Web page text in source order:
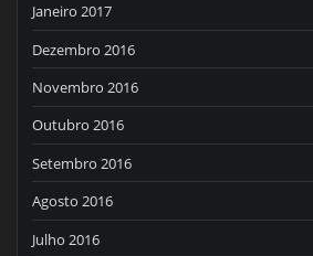
Janeiro 2017
Dezembro 2016
Novembro 2016
Outubro 2016
Setembro 2016
Agosto 2016
Julho 2016